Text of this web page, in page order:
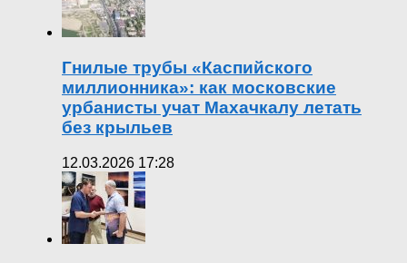
Гнилые трубы «Каспийского
миллионника»: как московские
урбанисты учат Махачкалу летать
без крыльев
12.03.2026 17:28